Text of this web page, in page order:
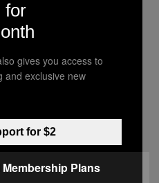
for
gives you access to
and exclusive new
for $2
Membership Plans